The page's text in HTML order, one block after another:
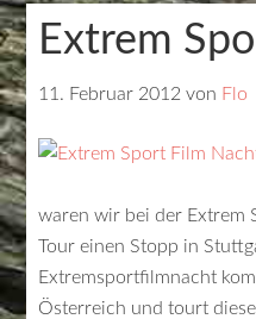
Extrem
11. Februar 2012 von Flo
waren wir bei der Extrem
Tour einen Stopp in
Extremsportfilmnacht
Österreich und tourt